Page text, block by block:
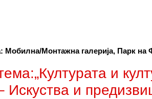
Мобилна/Монтажна галерија, Парк на
и
и